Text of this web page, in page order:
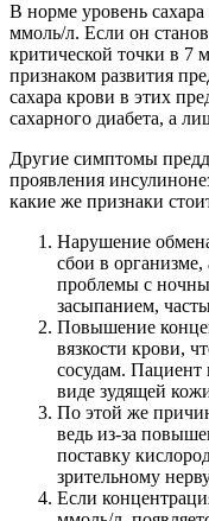
В норме уровень
ммоль/л. Если он
критической точки в 7
признаком развития
сахара крови в этих
сахарного диабета, а
Другие симптомы
проявления
какие же признаки
Нарушение
сбои в
проблемы с
засыпанием,
Повышение
вязкости крови,
сосудам. Пациент
виде зудящей
По этой же
ведь из-за
поставку
зрительному
Если